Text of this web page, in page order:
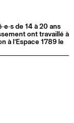
de 14 à 20 ans
ont travaillé à
à l’Espace 1789 le